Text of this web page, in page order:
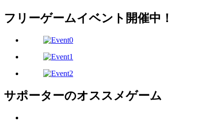
フリーゲームイベント開催中！
サポーターのオススメゲーム